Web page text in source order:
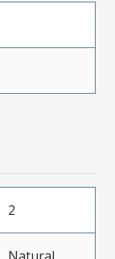
2
Natural